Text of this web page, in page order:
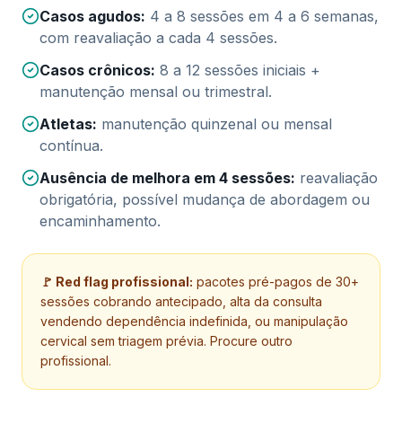
Casos agudos: 4 a 8 sessões em 4 a 6 semanas,
com reavaliação a cada 4 sessões.
Casos crônicos: 8 a 12 sessões iniciais +
manutenção mensal ou trimestral.
Atletas: manutenção quinzenal ou mensal
contínua.
Ausência de melhora em 4 sessões: reavaliação
obrigatória, possível mudança de abordagem ou
encaminhamento.
🚩 Red flag profissional: pacotes pré-pagos de 30+
sessões cobrando antecipado, alta da consulta
vendendo dependência indefinida, ou manipulação
cervical sem triagem prévia. Procure outro
profissional.